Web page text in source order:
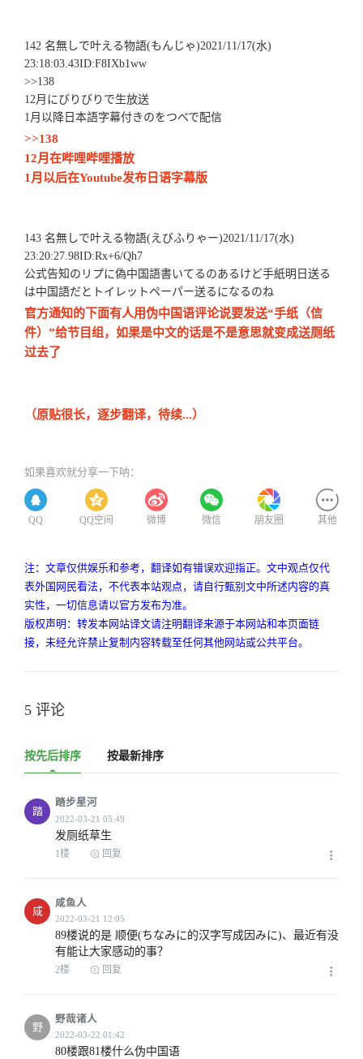
142 名無しで叶える物語(もんじゃ)2021/11/17(水)
23:18:03.43ID:F8IXb1ww
>>138
12月にびりびりで生放送
1月以降日本語字幕付きのをつべで配信
>>138
12月在哔哩哔哩播放
1月以后在Youtube发布日语字幕版
143 名無しで叶える物語(えびふりゃー)2021/11/17(水)
23:20:27.98ID:Rx+6/Qh7
公式告知のリプに偽中国語書いてるのあるけど手紙明日送る
は中国語だとトイレットペーパー送るになるのね
官方通知的下面有人用伪中国语评论说要发送“手纸（信
件）”给节目组，如果是中文的话是不是意思就变成送厕纸
过去了
（原贴很长，逐步翻译，待续...）
如果喜欢就分享一下呐：
QQ QQ空间 微博 微信 朋友圈 其他
注：文章仅供娱乐和参考，翻译如有错误欢迎指正。文中观点仅代
表外国网民看法，不代表本站观点，请自行甄别文中所述内容的真
实性，一切信息请以官方发布为准。
版权声明：转发本网站译文请注明翻译来源于本网站和本页面链
接，未经允许禁止复制内容转载至任何其他网站或公共平台。
5 评论
按先后排序 按最新排序
踏
踏步星河
发厕纸草生
1楼 回复
咸
咸鱼人
89楼说的是 顺便(ちなみに的汉字写成因みに)、最近有没
有能让大家感动的事？
2楼 回复
野
野哉诸人
80楼跟81楼什么伪中国语